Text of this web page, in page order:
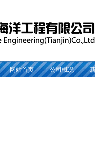
网站首页 公司概况